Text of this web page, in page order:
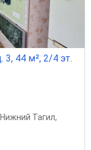
3, 44 м², 2/4 эт.
Тагил,